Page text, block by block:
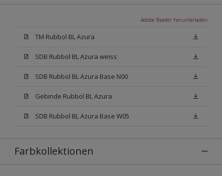
Adobe Reader herunterladen
TM Rubbol BL Azura
SDB Rubbol BL Azura weiss
SDB Rubbol BL Azura Base N00
Gebinde Rubbol BL Azura
SDB Rubbol BL Azura Base W05
Farbkollektionen